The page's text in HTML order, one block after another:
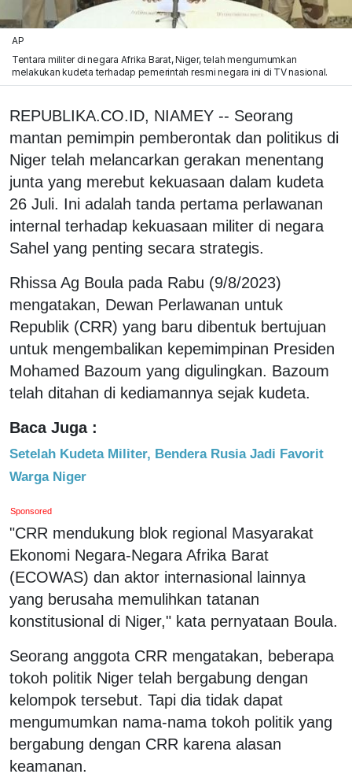
AP
Tentara militer di negara Afrika Barat, Niger, telah mengumumkan
melakukan kudeta terhadap pemerintah resmi negara ini di TV nasional.
REPUBLIKA.CO.ID, NIAMEY -- Seorang
mantan pemimpin pemberontak dan politikus di
Niger telah melancarkan gerakan menentang
junta yang merebut kekuasaan dalam kudeta
26 Juli. Ini adalah tanda pertama perlawanan
internal terhadap kekuasaan militer di negara
Sahel yang penting secara strategis.
Rhissa Ag Boula pada Rabu (9/8/2023)
mengatakan, Dewan Perlawanan untuk
Republik (CRR) yang baru dibentuk bertujuan
untuk mengembalikan kepemimpinan Presiden
Mohamed Bazoum yang digulingkan. Bazoum
telah ditahan di kediamannya sejak kudeta.
Baca Juga :
Setelah Kudeta Militer, Bendera Rusia Jadi Favorit
Warga Niger
Sponsored
"CRR mendukung blok regional Masyarakat
Ekonomi Negara-Negara Afrika Barat
(ECOWAS) dan aktor internasional lainnya
yang berusaha memulihkan tatanan
konstitusional di Niger," kata pernyataan Boula.
Seorang anggota CRR mengatakan, beberapa
tokoh politik Niger telah bergabung dengan
kelompok tersebut. Tapi dia tidak dapat
mengumumkan nama-nama tokoh politik yang
bergabung dengan CRR karena alasan
keamanan.